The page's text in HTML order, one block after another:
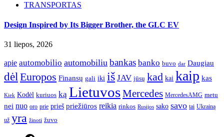
TRANSPORTAS
Design Inspired by Its Bigger Brother, the GLC EV
31 liepos, 2026
apie automobilio automobiliu bankas banko buvo dar Daugiau
dėl Europos Finansų gali iki iš JAV jūsų kad kai kaip kas
Kiek Kodėl kuriuos ką LietuvosMercedes MercedesAMG metu
nei nuo oro prie prieš priežiūros reikia rinkos Rusijos sako savo tai Ukrainą
už yra žinoti žuvo